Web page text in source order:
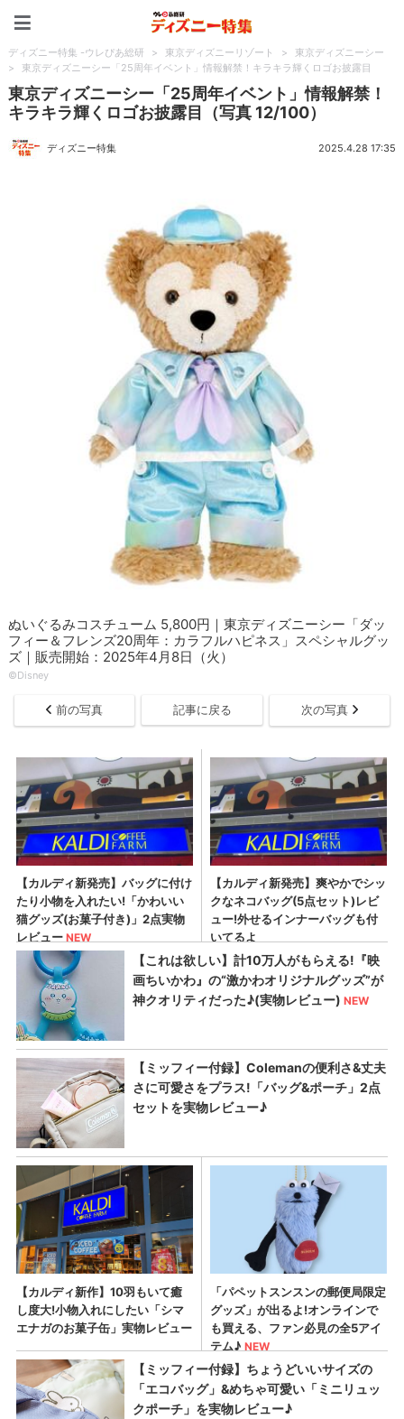
ディズニー特集 -ウレぴあ総研 > 東京ディズニーリゾート >
東京ディズニーシー
>
東京ディズニーシー「25周年イベント」情報解禁！キラキラ輝くロゴお披露目
東京ディズニーシー「25周年イベント」情報解禁！
キラキラ輝くロゴお披露目（写真 12/100）
ディズニー特集 2025.4.28 17:35
ぬいぐるみコスチューム 5,800円｜東京ディズニーシー「ダッ
フィー＆フレンズ20周年：カラフルハピネス」スペシャルグッ
ズ｜販売開始：2025年4月8日（火）
©Disney
前の写真 記事に戻る 次の写真